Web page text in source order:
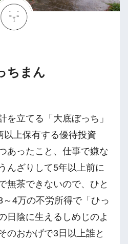
ちまん
を立てる「大底ぼっち」
以上保有する優待投資
あったこと、仕事で嫌な
んざりして5年以上前に
無茶できないので、ひと
～4万の不労所得で「ひっ
日陰に生えるしめじのよ
のおかげで3日以上誰と